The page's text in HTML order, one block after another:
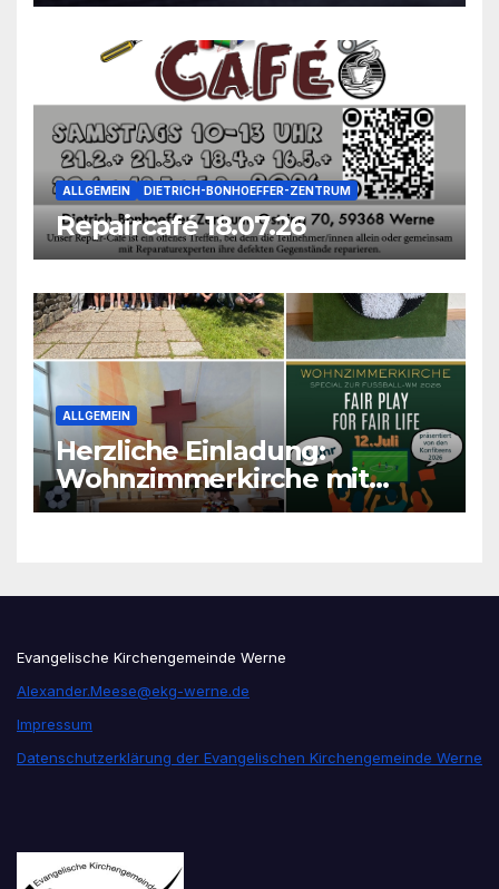
ALLGEMEIN DIETRICH-BONHOEFFER-ZENTRUM
Repaircafé 18.07.26
ALLGEMEIN
Herzliche Einladung:
Wohnzimmerkirche mit
unseren Konfis
Evangelische Kirchengemeinde Werne
Alexander.Meese@ekg-werne.de
Impressum
Datenschutzerklärung der Evangelischen Kirchengemeinde Werne